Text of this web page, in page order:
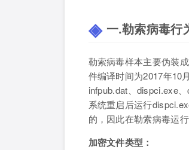
一.勒索病毒行
勒索病毒样本主要伪装
件编译时间为2017年10
infpub.dat、dispci.exe
系统重启后运行
的，因此在勒索病毒运
加密文件类型：